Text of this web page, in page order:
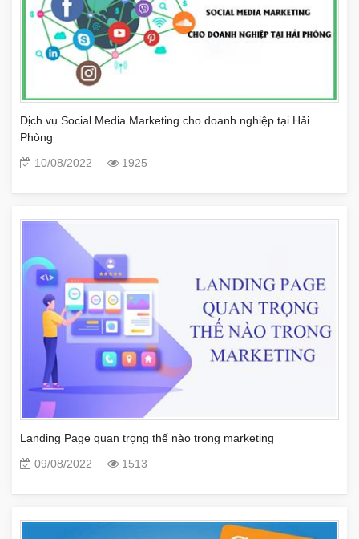
Dịch vụ Social Media Marketing cho doanh nghiệp tại Hải
Phòng
10/08/2022
1925
Landing Page quan trọng thế nào trong marketing
09/08/2022
1513